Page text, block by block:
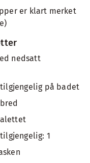
er klart merket
nedsatt
på badet
1